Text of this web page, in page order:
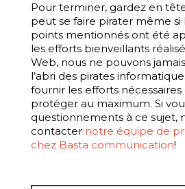
Pour terminer, gardez en
peut se faire pirater même si
points mentionnés ont été
les efforts bienveillants
Web, nous ne pouvons
l’abri des pirates
fournir les efforts nécessaires
protéger au maximum. Si
questionnements à ce sujet,
contacter notre équipe de
chez Basta communication!